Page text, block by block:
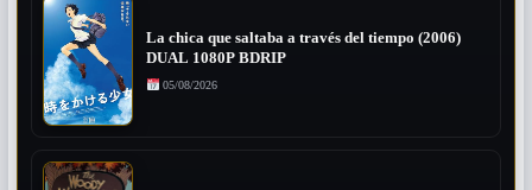
La chica que saltaba a través del tiempo (2006)
DUAL 1080P BDRIP
05/08/2026